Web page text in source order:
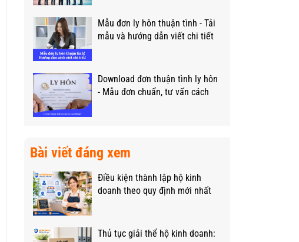
Mẫu đơn ly hôn thuận tình - Tải
mẫu và hướng dẫn viết chi tiết
Download đơn thuận tình ly hôn
- Mẫu đơn chuẩn, tư vấn cách
Bài viết đáng xem
Điều kiện thành lập hộ kinh
doanh theo quy định mới nhất
Thủ tục giải thể hộ kinh doanh: